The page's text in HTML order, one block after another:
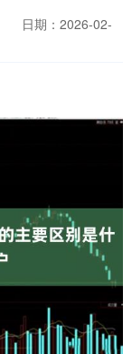
日期：2026-02-